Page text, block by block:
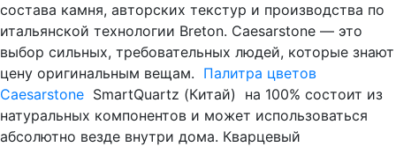
состава камня, авторских текстур и производства по
итальянской технологии Breton. Caesarstone — это
выбор сильных, требовательных людей, которые знают
цену оригинальным вещам. Палитра цветов
Caesarstone SmartQuartz (Китай) на 100% состоит из
натуральных компонентов и может использоваться
абсолютно везде внутри дома. Кварцевый